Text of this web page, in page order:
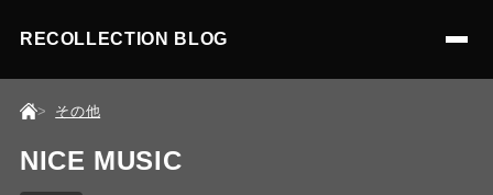
RECOLLECTION BLOG
その他
NICE MUSIC